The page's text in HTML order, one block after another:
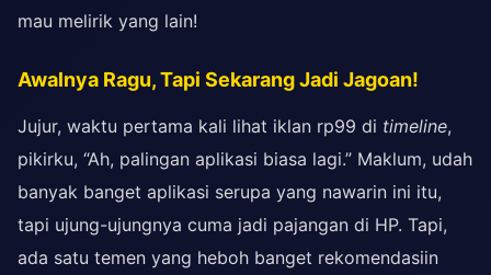
mau melirik yang lain!
Awalnya Ragu, Tapi Sekarang Jadi Jagoan!
Jujur, waktu pertama kali lihat iklan rp99 di timeline,
pikirku, “Ah, palingan aplikasi biasa lagi.” Maklum, udah
banyak banget aplikasi serupa yang nawarin ini itu,
tapi ujung-ujungnya cuma jadi pajangan di HP. Tapi,
ada satu temen yang heboh banget rekomendasiin